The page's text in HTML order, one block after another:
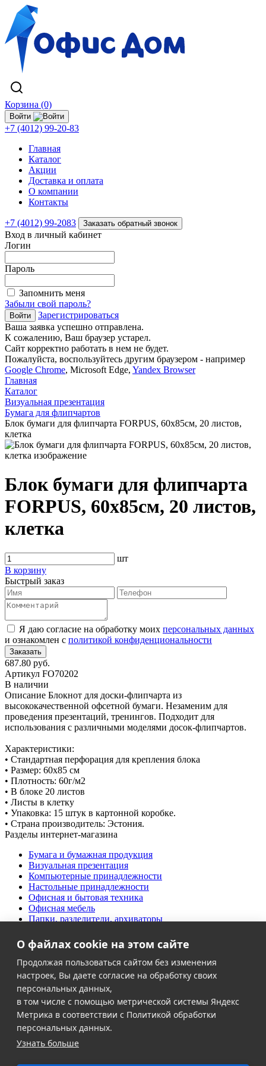
Ольга Кравченко
Корзина (0)
Войти
+7 (4012) 99-20-83
Главная
Каталог
Акции
Доставка и оплата
О компании
Контакты
+7 (4012) 99-2083 Заказать обратный звонок
Вход в личный кабинет
Логин
Пароль
Запомнить меня
Забыли свой пароль?
Зарегистрироваться
Ваша заявка успешно отправлена.
К сожалению, Ваш браузер устарел.
Сайт корректно работать в нем не будет.
Пожалуйста, воспользуйтесь другим браузером - например
Google Chrome, Microsoft Edge, Yandex Browser
Главная
Каталог
Визуальная презентация
Бумага для флипчартов
Блок бумаги для флипчарта FORPUS, 60x85см, 20 листов,
клетка
Блок бумаги для флипчарта
FORPUS, 60x85см, 20 листов,
клетка
шт
В корзину
Быстрый заказ
Я даю согласие на обработку моих персональных данных
и ознакомлен с политикой конфиденциональности
687.80 руб.
Артикул FO70202
В наличии
Описание Блокнот для доски-флипчарта из
высококачественной офсетной бумаги. Незаменим для
проведения презентаций, тренингов. Подходит для
использования с различными моделями досок-флипчартов.
Характеристики:
• Стандартная перфорация для крепления блока
• Размер: 60х85 см
• Плотность: 60г/м2
• В блоке 20 листов
• Листы в клетку
• Упаковка: 15 штук в картонной коробке.
• Страна производитель: Эстония.
Разделы интернет-магазина
Бумага и бумажная продукция
Визуальная презентация
Компьютерные принадлежности
Настольные принадлежности
Офисная и бытовая техника
Офисная мебель
Папки, разделители, архиваторы
Продукты питания
Творческий офис
Дезинфекция и антисептики
Хозяйственные товары
Школьно-письменные товары
Клиентам
Акции
Контакты
Доставка и оплата
О файлах cookie на этом сайте
Продолжая пользоваться сайтом без изменения
настроек, Вы даете согласие на обработку своих
персональных данных,
в том числе с помощью метрической системы Яндекс
Метрика в соответствии с Политикой обработки
персональных данных.
Узнать больше